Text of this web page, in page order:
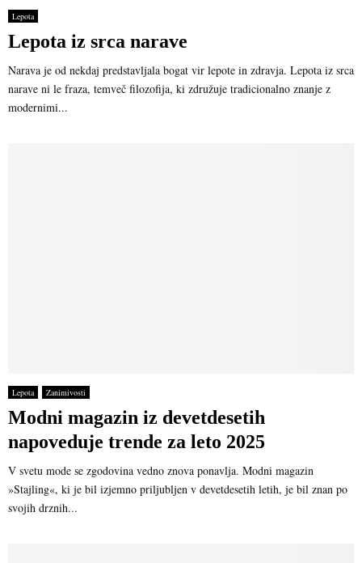
Lepota
Lepota iz srca narave
Narava je od nekdaj predstavljala bogat vir lepote in zdravja. Lepota iz srca
narave ni le fraza, temveč filozofija, ki združuje tradicionalno znanje z
modernimi...
Lepota Zanimivosti
Modni magazin iz devetdesetih
napoveduje trende za leto 2025
V svetu mode se zgodovina vedno znova ponavlja. Modni magazin
»Stajling«, ki je bil izjemno priljubljen v devetdesetih letih, je bil znan po
svojih drznih...